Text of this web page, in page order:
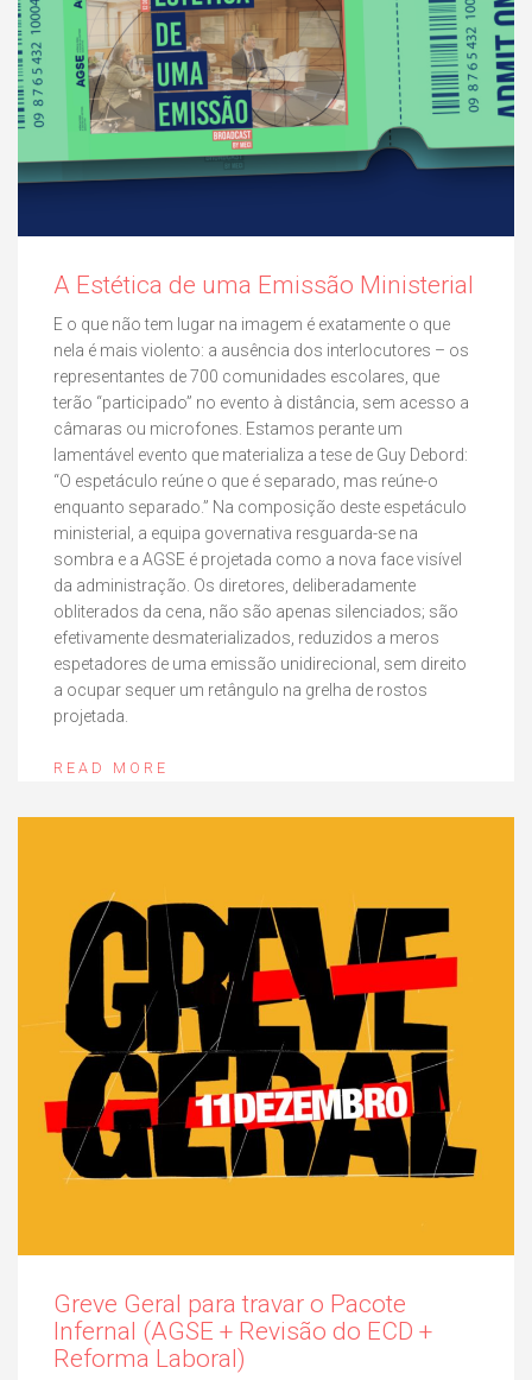
A Estética de uma Emissão Ministerial
E o que não tem lugar na imagem é exatamente o que
nela é mais violento: a ausência dos interlocutores – os
representantes de 700 comunidades escolares, que
terão “participado” no evento à distância, sem acesso a
câmaras ou microfones. Estamos perante um
lamentável evento que materializa a tese de Guy Debord:
“O espetáculo reúne o que é separado, mas reúne-o
enquanto separado.” Na composição deste espetáculo
ministerial, a equipa governativa resguarda-se na
sombra e a AGSE é projetada como a nova face visível
da administração. Os diretores, deliberadamente
obliterados da cena, não são apenas silenciados; são
efetivamente desmaterializados, reduzidos a meros
espetadores de uma emissão unidirecional, sem direito
a ocupar sequer um retângulo na grelha de rostos
projetada.
READ MORE
Greve Geral para travar o Pacote
Infernal (AGSE + Revisão do ECD +
Reforma Laboral)